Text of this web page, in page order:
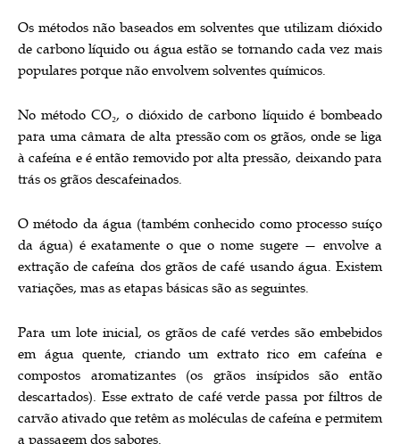
Os métodos não baseados em solventes que utilizam dióxido
de carbono líquido ou água estão se tornando cada vez mais
populares porque não envolvem solventes químicos.
No método CO₂, o dióxido de carbono líquido é bombeado
para uma câmara de alta pressão com os grãos, onde se liga
à cafeína e é então removido por alta pressão, deixando para
trás os grãos descafeinados.
O método da água (também conhecido como processo suíço
da água) é exatamente o que o nome sugere — envolve a
extração de cafeína dos grãos de café usando água. Existem
variações, mas as etapas básicas são as seguintes.
Para um lote inicial, os grãos de café verdes são embebidos
em água quente, criando um extrato rico em cafeína e
compostos aromatizantes (os grãos insípidos são então
descartados). Esse extrato de café verde passa por filtros de
carvão ativado que retêm as moléculas de cafeína e permitem
a passagem dos sabores.